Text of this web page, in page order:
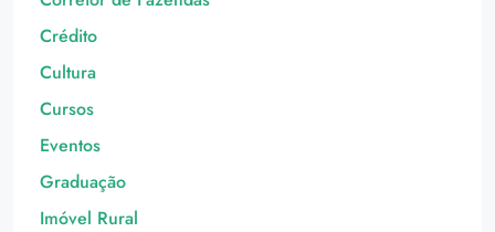
Crédito
Cultura
Cursos
Eventos
Graduação
Imóvel Rural